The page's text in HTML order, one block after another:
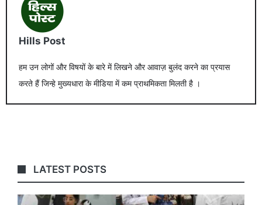
Hills Post
हम उन लोगों और विषयों के बारे में लिखने और आवाज़ बुलंद करने का प्रयास
करते हैं जिन्हे मुख्यधारा के मीडिया में कम प्राथमिकता मिलती है ।
LATEST POSTS